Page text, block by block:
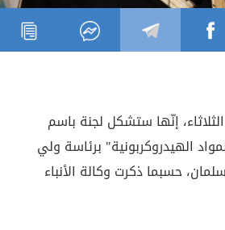
إنّها ستشكل لجنة باسم
الهيدروكربونية" برئاسة ولي
حسبما ذكرت وكالة الأنباء